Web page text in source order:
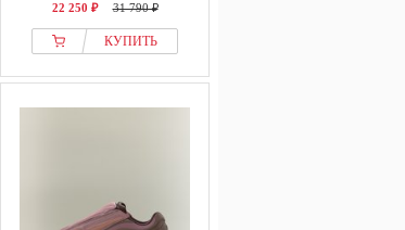
22 250 ₽ 31 790 ₽
КУПИТЬ